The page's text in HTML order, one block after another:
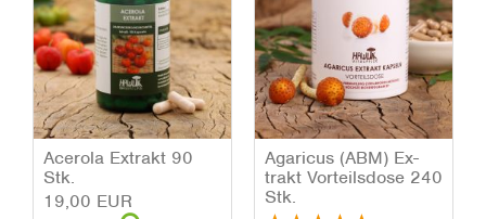
Ace­ro­la Ex­trakt 90
Stk.
19,00 EUR
Aga­ri­cus (ABM) Ex­
trakt Vor­teils­do­se 240
Stk.